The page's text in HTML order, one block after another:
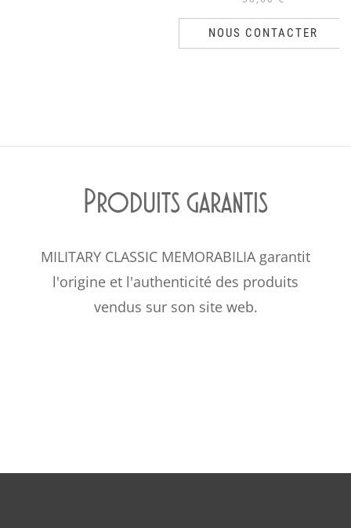
NOUS CONTACTER
Produits garantis
MILITARY CLASSIC MEMORABILIA garantit
l'origine et l'authenticité des produits
vendus sur son site web.